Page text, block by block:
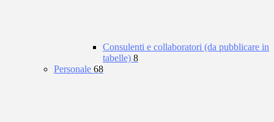
Consulenti e collaboratori (da pubblicare in
tabelle) 8
Personale 68